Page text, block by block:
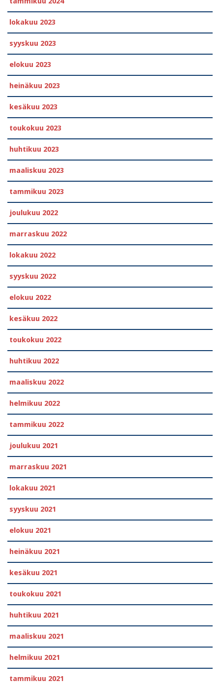
lokakuu 2023
syyskuu 2023
elokuu 2023
heinäkuu 2023
kesäkuu 2023
toukokuu 2023
huhtikuu 2023
maaliskuu 2023
tammikuu 2023
joulukuu 2022
marraskuu 2022
lokakuu 2022
syyskuu 2022
elokuu 2022
kesäkuu 2022
toukokuu 2022
huhtikuu 2022
maaliskuu 2022
helmikuu 2022
tammikuu 2022
joulukuu 2021
marraskuu 2021
lokakuu 2021
syyskuu 2021
elokuu 2021
heinäkuu 2021
kesäkuu 2021
toukokuu 2021
huhtikuu 2021
maaliskuu 2021
helmikuu 2021
tammikuu 2021